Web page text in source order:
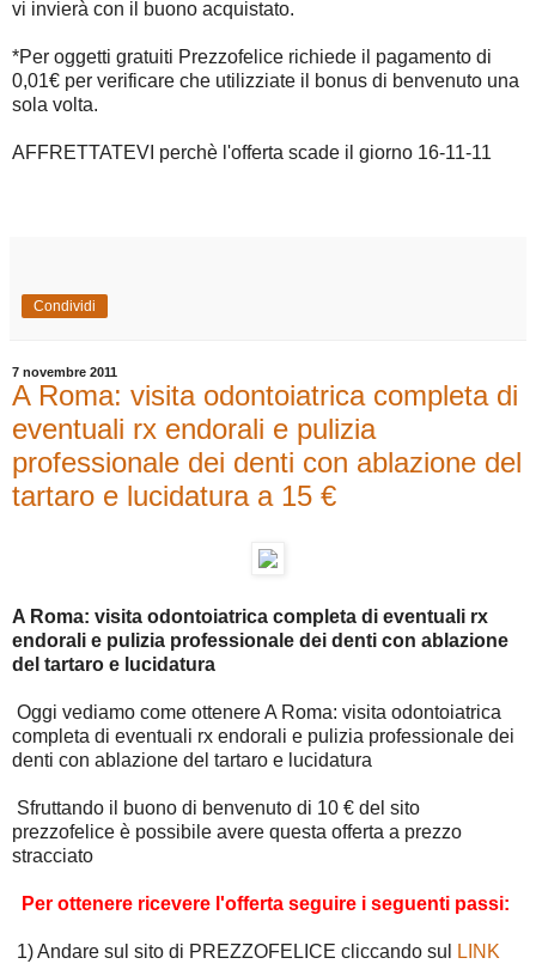
vi invierà con il buono acquistato.
*Per oggetti gratuiti Prezzofelice richiede il pagamento di
0,01€ per verificare che utilizziate il bonus di benvenuto una
sola volta.
AFFRETTATEVI perchè l'offerta scade il giorno 16-11-11
Condividi
7 novembre 2011
A Roma: visita odontoiatrica completa di
eventuali rx endorali e pulizia
professionale dei denti con ablazione del
tartaro e lucidatura a 15 €
A Roma: visita odontoiatrica completa di eventuali rx
endorali e pulizia professionale dei denti con ablazione
del tartaro e lucidatura
Oggi vediamo come ottenere A Roma: visita odontoiatrica
completa di eventuali rx endorali e pulizia professionale dei
denti con ablazione del tartaro e lucidatura
Sfruttando il buono di benvenuto di 10 € del sito
prezzofelice è possibile avere questa offerta a prezzo
stracciato
Per ottenere ricevere l'offerta seguire i seguenti passi:
1) Andare sul sito di PREZZOFELICE cliccando sul LINK